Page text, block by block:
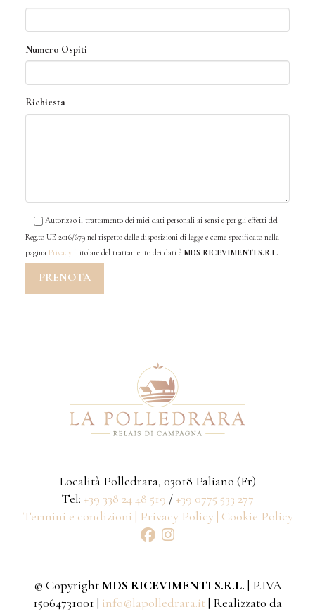
Numero Ospiti
Richiesta
Autorizzo il trattamento dei miei dati personali ai sensi e per gli effetti del
Reg.to UE 2016/679 nel rispetto delle disposizioni di legge e come specificato nella
pagina Privacy. Titolare del trattamento dei dati è MDS RICEVIMENTI S.R.L.
Località Polledrara, 03018 Paliano (Fr)
Tel: +39 338 24 48 519 /+39 0775 533 277
Termini e condizioni | Privacy Policy | Cookie Policy
© CopyrightMDS RICEVIMENTI S.R.L. | P.IVA
15064731001 | info@lapolledrara.it| Realizzato da